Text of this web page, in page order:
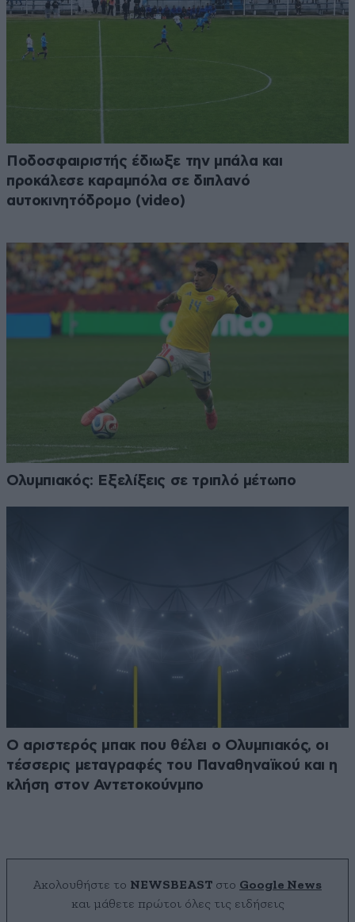
Ποδοσφαιριστής έδιωξε την μπάλα και
προκάλεσε καραμπόλα σε διπλανό
αυτοκινητόδρομο (video)
Ολυμπιακός: Εξελίξεις σε τριπλό μέτωπο
Ο αριστερός μπακ που θέλει ο Ολυμπιακός, οι
τέσσερις μεταγραφές του Παναθηναϊκού και η
κλήση στον Αντετοκούνμπο
Ακολουθήστε το NEWSBEAST στο Google News
και μάθετε πρώτοι όλες τις ειδήσεις